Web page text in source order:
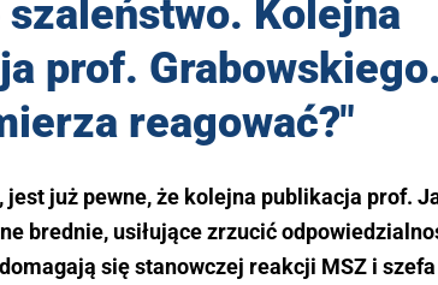
Kolejna
prof. Grabowskiego.
reagować?"
już pewne, że kolejna publikacja prof.
brednie, usiłujące zrzucić
się stanowczej reakcji MSZ i